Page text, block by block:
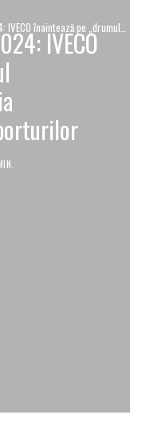
înaintează pe „drumul
transporturilor
IVECO